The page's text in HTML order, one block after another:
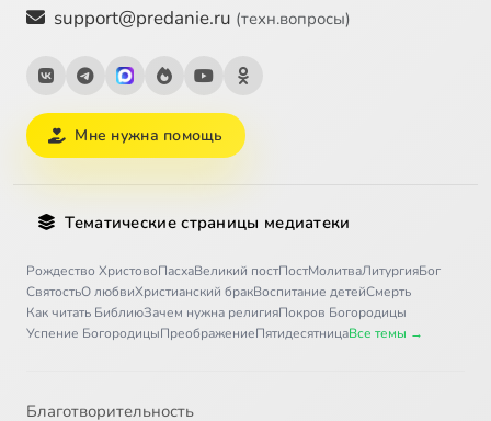
support@predanie.ru (техн.вопросы)
Мне нужна помощь
Тематические страницы медиатеки
Рождество ХристовоПасхаВеликий постПостМолитваЛитургияБог
СвятостьО любвиХристианский бракВоспитание детейСмерть
Как читать БиблиюЗачем нужна религияПокров Богородицы
Успение БогородицыПреображениеПятидесятницаВсе темы →
Благотворительность